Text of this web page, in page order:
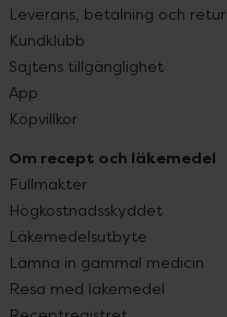
Leverans, betalning och retur
Kundklubb
Sajtens tillgänglighet
App
Köpvillkor
Om recept och läkemedel
Fullmakter
Högkostnadsskyddet
Läkemedelsutbyte
Lämna in gammal medicin
Resa med läkemedel